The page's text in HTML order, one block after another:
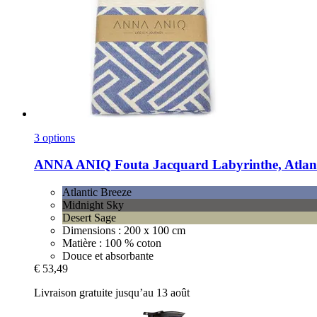
3 options
ANNA ANIQ Fouta Jacquard Labyrinthe,
Atlantic Breeze
Midnight Sky
Desert Sage
Dimensions : 200 x 100 cm
Matière : 100 % coton
Douce et absorbante
€ 53,49
Livraison gratuite jusqu’au 13 août